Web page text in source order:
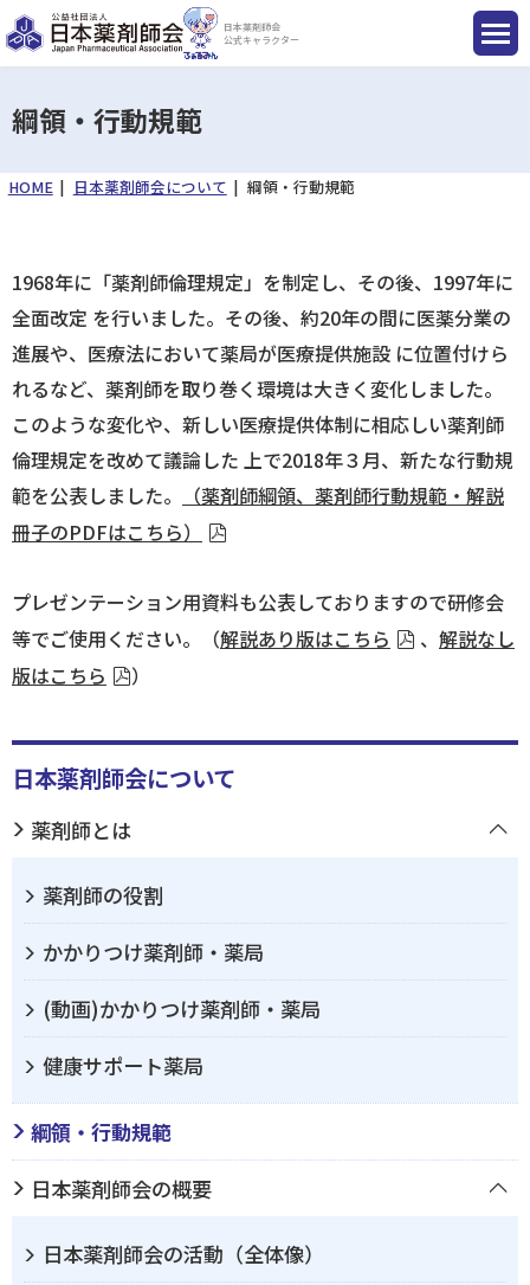
日本薬剤師会
公式キャラクター
国民のみなさまへ
薬剤師のみなさまへ
会員のみなさまへ
薬剤師を目指す方へ
入会のご案内
綱領・行動規範
HOME 日本薬剤師会について 綱領・行動規範
1968年に「薬剤師倫理規定」を制定し、その後、1997年に
全面改定 を行いました。その後、約20年の間に医薬分業の
進展や、医療法において薬局が医療提供施設 に位置付けら
れるなど、薬剤師を取り巻く環境は大きく変化しました。
このような変化や、新しい医療提供体制に相応しい薬剤師
倫理規定を改めて議論した 上で2018年３月、新たな行動規
範を公表しました。
（薬剤師綱領、薬剤師行動規範・解説
冊子のPDFはこちら）
プレゼンテーション用資料も公表しておりますので研修会
等でご使用ください。（解説あり版はこちら 、 解説なし
版はこちら
）
日本薬剤師会について
薬剤師とは
薬剤師の役割
かかりつけ薬剤師・薬局
(動画)かかりつけ薬剤師・薬局
健康サポート薬局
綱領・行動規範
日本薬剤師会の概要
日本薬剤師会の活動（全体像）